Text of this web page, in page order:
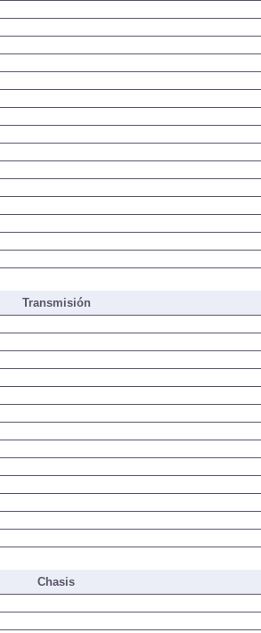
Transmisión
Chasis